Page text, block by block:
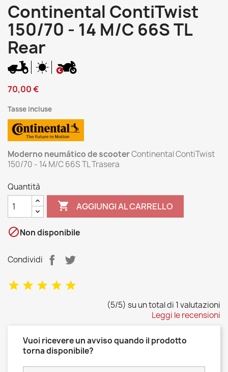
Continental ContiTwist
150/70 - 14 M/C 66S TL
Rear
70,00 €
Tasse incluse
Moderno neumático de scooterContinental ContiTwist
150/70 - 14 M/C 66S TL Trasera
Quantità
 AGGIUNGI AL CARRELLO
Non disponibile
Condividi
(5/5) su un total di 1 valutazioni
Leggi le recensioni
Vuoi ricevere un avviso quando il prodotto
torna disponibile?